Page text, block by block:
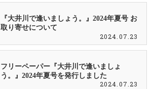
『大井川で逢いましょう。』2024年夏号 お
取り寄せについて
2024.07.23
フリーペーパー『大井川で逢いましょ
う。』2024年夏号を発行しました
2024.07.23